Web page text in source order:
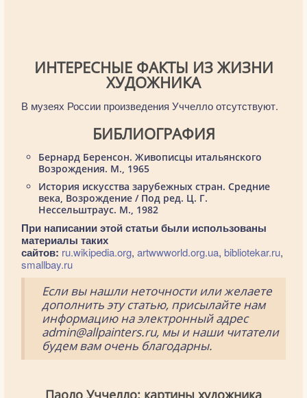
ИНТЕРЕСНЫЕ ФАКТЫ ИЗ ЖИЗНИ
ХУДОЖНИКА
В музеях России произведения Уччелло отсутствуют.
БИБЛИОГРАФИЯ
Бернард Беренсон. Живописцы итальянского
Возрождения. М., 1965
История искусства зарубежных стран. Средние
века, Возрождение / Под ред. Ц. Г.
Нессельштраус. М., 1982
При написании этой статьи были использованы
материалы таких
сайтов: ru.wikipedia.org, artwwworld.org.ua, bibliotekar.ru,
smallbay.ru
Если вы нашли неточности или желаете
дополнить эту статью, присылайте нам
информацию на электронный адрес
admin@allpainters.ru, мы и наши читатели
будем вам очень благодарны.
Паоло Уччелло: картины художника